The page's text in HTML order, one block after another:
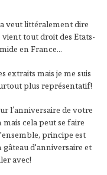
veut littéralement dire
vient tout droit des Etats-
en France…
extraits mais je me suis
plus représentatif!
l’anniversaire de votre
cela peut se faire
principe est
d'anniversaire et
avec!